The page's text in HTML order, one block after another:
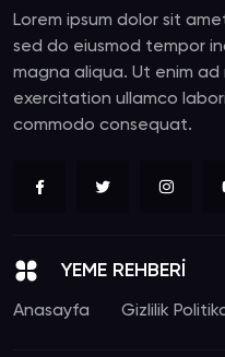
Lorem ipsum dolor sit
sed do eiusmod tempor
magna aliqua. Ut enim ad
exercitation ullamco
commodo consequat.
YEME REHBERİ
Anasayfa Gizlilik